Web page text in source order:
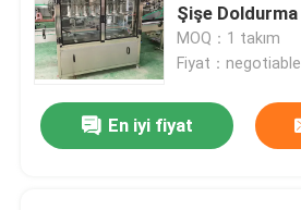
Şişe Doldurma
MOQ：1 takım
Fiyat：negotiable
En iyi fiyat